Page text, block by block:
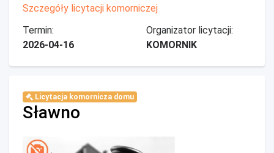
Szczegóły licytacji komorniczej
Termin:
2026-04-16
Organizator licytacji:
KOMORNIK
Licytacja komornicza domu
Sławno